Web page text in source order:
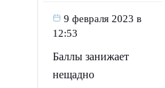
9 февраля 2023 в
12:53
Баллы занижает
нещадно